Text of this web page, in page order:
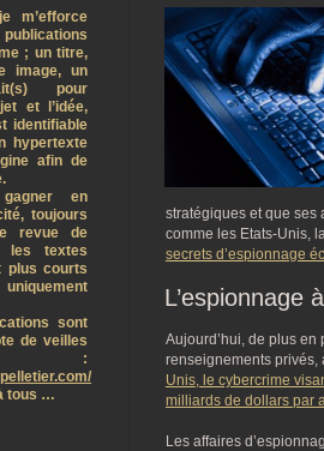
stratégiques et que ses
comme les Etats-Unis,
secrets d’espionnage
L’espionnage
Aujourd’hui, de plus en
renseignements privés,
Unis, le cybercrime
milliards de dollars par
Les affaires
m’efforce
; un titre,
image, un
pour
et l’idée,
identifiable
hypertexte
afin de
en
toujours
revue de
les textes
plus courts
sont
de veilles
:
tous …